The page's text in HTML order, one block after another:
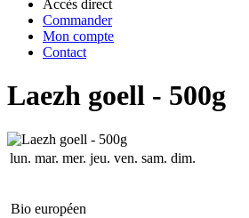
Accès direct
Commander
Mon compte
Contact
Laezh goell - 500g
lun. mar. mer. jeu. ven. sam. dim.
Bio européen